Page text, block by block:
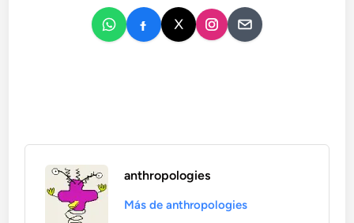
anthropologies
Más de anthropologies